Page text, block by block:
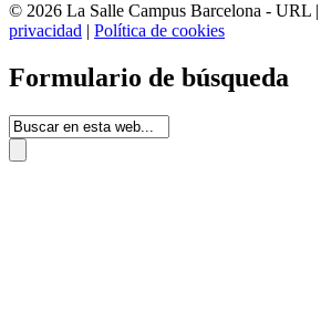
© 2026 La Salle Campus Barcelona - URL |
privacidad
Política de cookies
Formulario de búsqueda